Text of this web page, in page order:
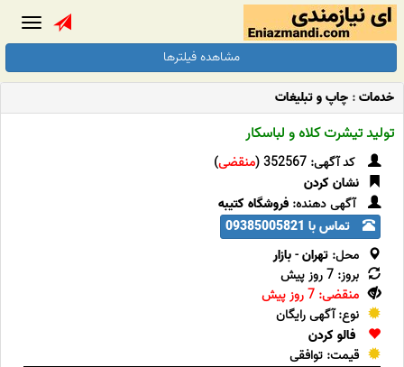
مشاهده فیلترها
خدمات: چاپ و تبلیغات
تولید تیشرت کلاه و لباسکار
کد آگهی: 352567 ( منقضی)
نشان کردن
آگهی دهنده: فروشگاه کتیبه
تماس با 09385005821
محل: تهران-بازار
بروز: 7 روز پیش
منقضی: 7 روز پیش
نوع: آگهی رایگان
فالو کردن
قیمت: توافقی